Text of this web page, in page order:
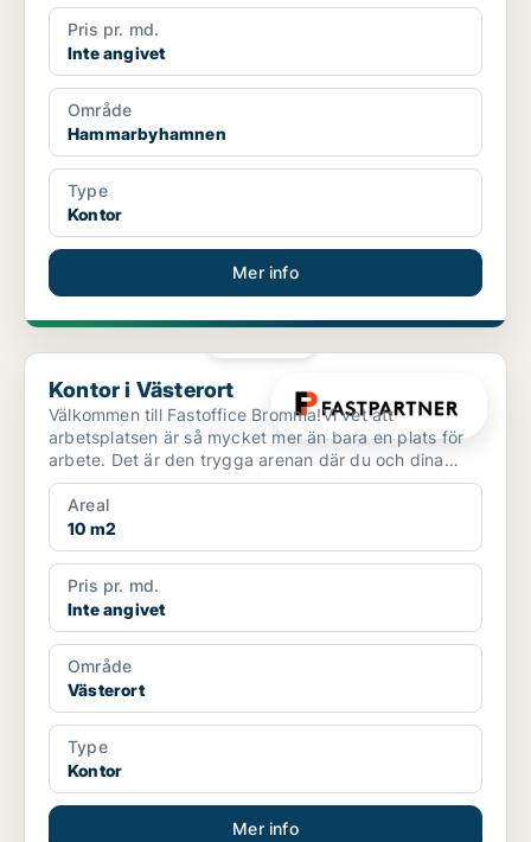
Pris pr. md.
Inte angivet
Område
Hammarbyhamnen
Type
Kontor
Mer info
Kontor i Västerort
Kontor i Västerort
Välkommen till Fastoffice Bromma!Vi vet att
arbetsplatsen är så mycket mer än bara en plats för
arbete. Det är den trygga arenan där du och dina
kollegor umg...
Areal
10 m2
Pris pr. md.
Inte angivet
Område
Västerort
Type
Kontor
Mer info